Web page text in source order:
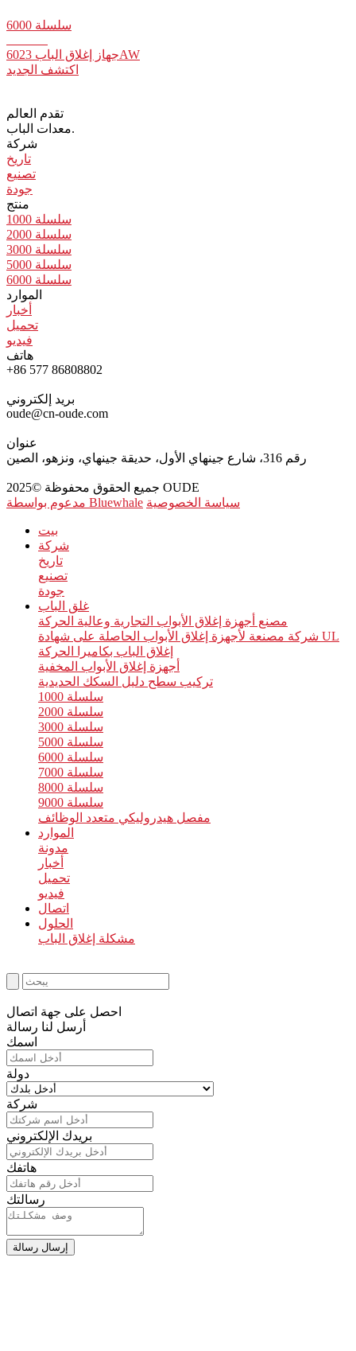
سلسلة 6000
جهاز إغلاق الباب 6023AW
اكتشف الجديد
تقدم العالم
معدات الباب.
شركة
تاريخ
تصنيع
جودة
منتج
سلسلة 1000
سلسلة 2000
سلسلة 3000
سلسلة 5000
سلسلة 6000
الموارد
أخبار
تحميل
فيديو
هاتف
+86 577 86808802
بريد إلكتروني
oude@cn-oude.com
عنوان
رقم 316، شارع جينهاي الأول، حديقة جينهاي، ونزهو، الصين
جميع الحقوق محفوظة ©2025 OUDE
مدعوم بواسطة Bluewhale سياسة الخصوصية
بيت
شركة
تاريخ
تصنيع
جودة
غلق الباب
مصنع أجهزة إغلاق الأبواب التجارية وعالية الحركة
شركة مصنعة لأجهزة إغلاق الأبواب الحاصلة على شهادة UL
إغلاق الباب بكاميرا الحركة
أجهزة إغلاق الأبواب المخفية
تركيب سطح دليل السكك الحديدية
سلسلة 1000
سلسلة 2000
سلسلة 3000
سلسلة 5000
سلسلة 6000
سلسلة 7000
سلسلة 8000
سلسلة 9000
مفصل هيدروليكي متعدد الوظائف
الموارد
مدونة
أخبار
تحميل
فيديو
اتصال
الحلول
مشكلة إغلاق الباب
احصل على جهة اتصال
أرسل لنا رسالة
اسمك
دولة
شركة
بريدك الإلكتروني
هاتفك
رسالتك
إرسال رسالة